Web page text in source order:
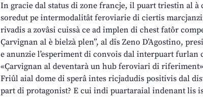
In gracie dal status di zone francje, il puart triestin al à
soredut pe intermodalitât feroviarie di ciertis
rivadis a zovâsi cuissà ce ad implen di chest fatôr
Çarvignan al è bielzà plen”, al dîs Zeno D’Agostino,
e anunzie l’esperiment di convois dal interpuart
«Çarvignan al deventarà un hub feroviari di
Friûl aial dome di sperâ intes ricjadudis positivis dal
part di protagonist? E cui indi puartaraial indenant lis